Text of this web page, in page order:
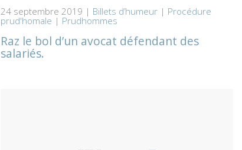
24 septembre 2019 | Billets d’humeur| Procédure
prud'homale | Prudhommes
Raz le bol d’un avocat défendant des
salariés.